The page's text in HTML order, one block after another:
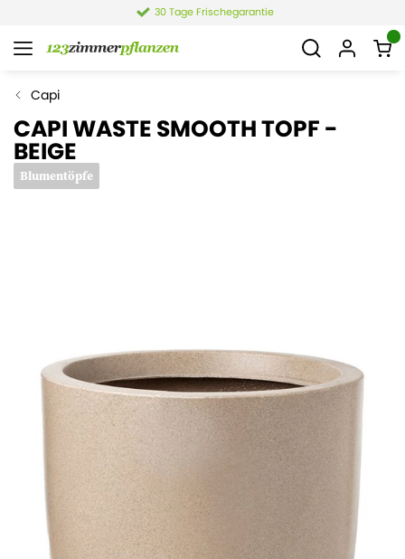
30 Tage Frischegarantie
Capi
CAPI WASTE SMOOTH TOPF -
BEIGE
Blumentöpfe